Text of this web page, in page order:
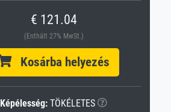
€ 121.04
(Enthält 27% MwSt.)
Kosárba helyezés
Képélesség: TÖKÉLETES